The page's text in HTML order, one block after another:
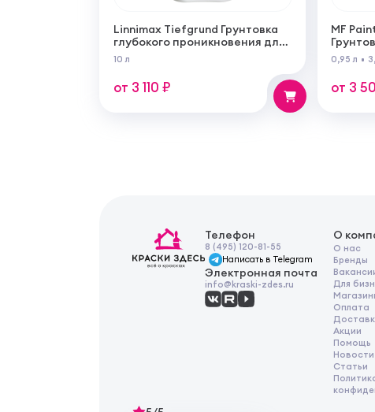
Linnimax Tiefgrund Грунтовка
глубокого проникновения для
внутренних и наружных работ
10 л
от 3 110 ₽
MF
из
для
работ
0,95 л
от 3
Телефон
8 (495) 120-81-55
Написать в Telegram
Электронная почта
info@kraski-zdes.ru
О
О нас
Бренды
Для
Оплата
Акции
Помощь
Новости
Статьи